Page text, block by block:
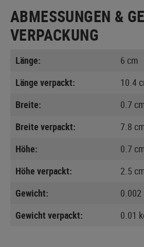
ABMESSUNGEN &
VERPACKUNG
Länge:
6 cm
Länge verpackt:
10.4
Breite:
0.7
Breite verpackt:
7.8
Höhe:
0.7
Höhe verpackt:
2.5
Gewicht:
0.002
Gewicht verpackt:
0.01